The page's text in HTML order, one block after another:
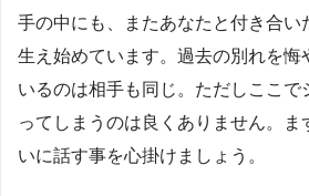
手の中にも、またあなたと付き合い
生え始めています。過去の別れを悔
いるのは相手も同じ。ただしここで
ってしまうのは良くありません。ま
いに話す事を心掛けましょう。